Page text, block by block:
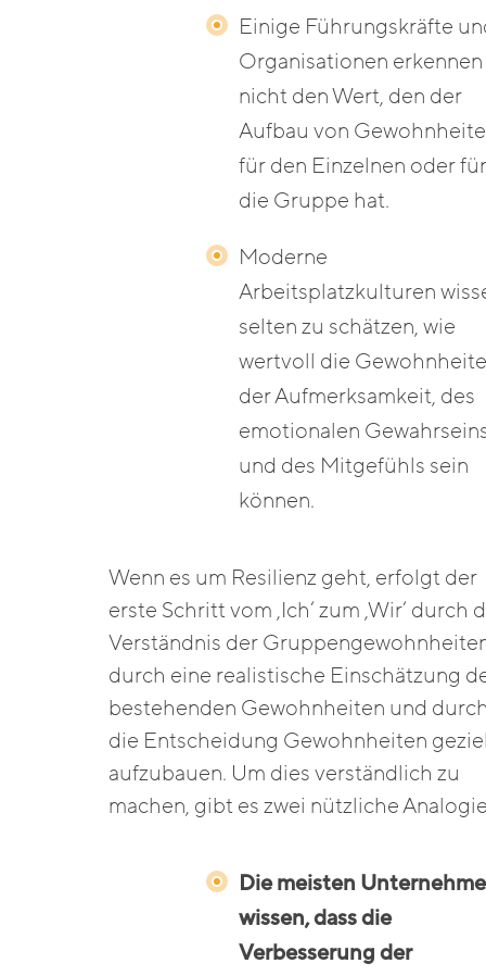
Einige Führungskräfte
Organisationen erkennen
nicht den Wert, den der
Aufbau von
für den Einzelnen oder für
die Gruppe hat.
Moderne
Arbeitsplatzkulturen
selten zu schätzen, wie
wertvoll die
der Aufmerksamkeit, des
emotionalen
und des Mitgefühls sein
können.
Wenn es um Resilienz geht, erfolgt der
erste Schritt vom ‚Ich‘ zum ‚Wir‘ durch
Verständnis der
durch eine realistische Einschätzung
bestehenden Gewohnheiten und
die Entscheidung Gewohnheiten
aufzubauen. Um dies verständlich zu
machen, gibt es zwei nützliche
Die meisten
wissen, dass die
Verbesserung der